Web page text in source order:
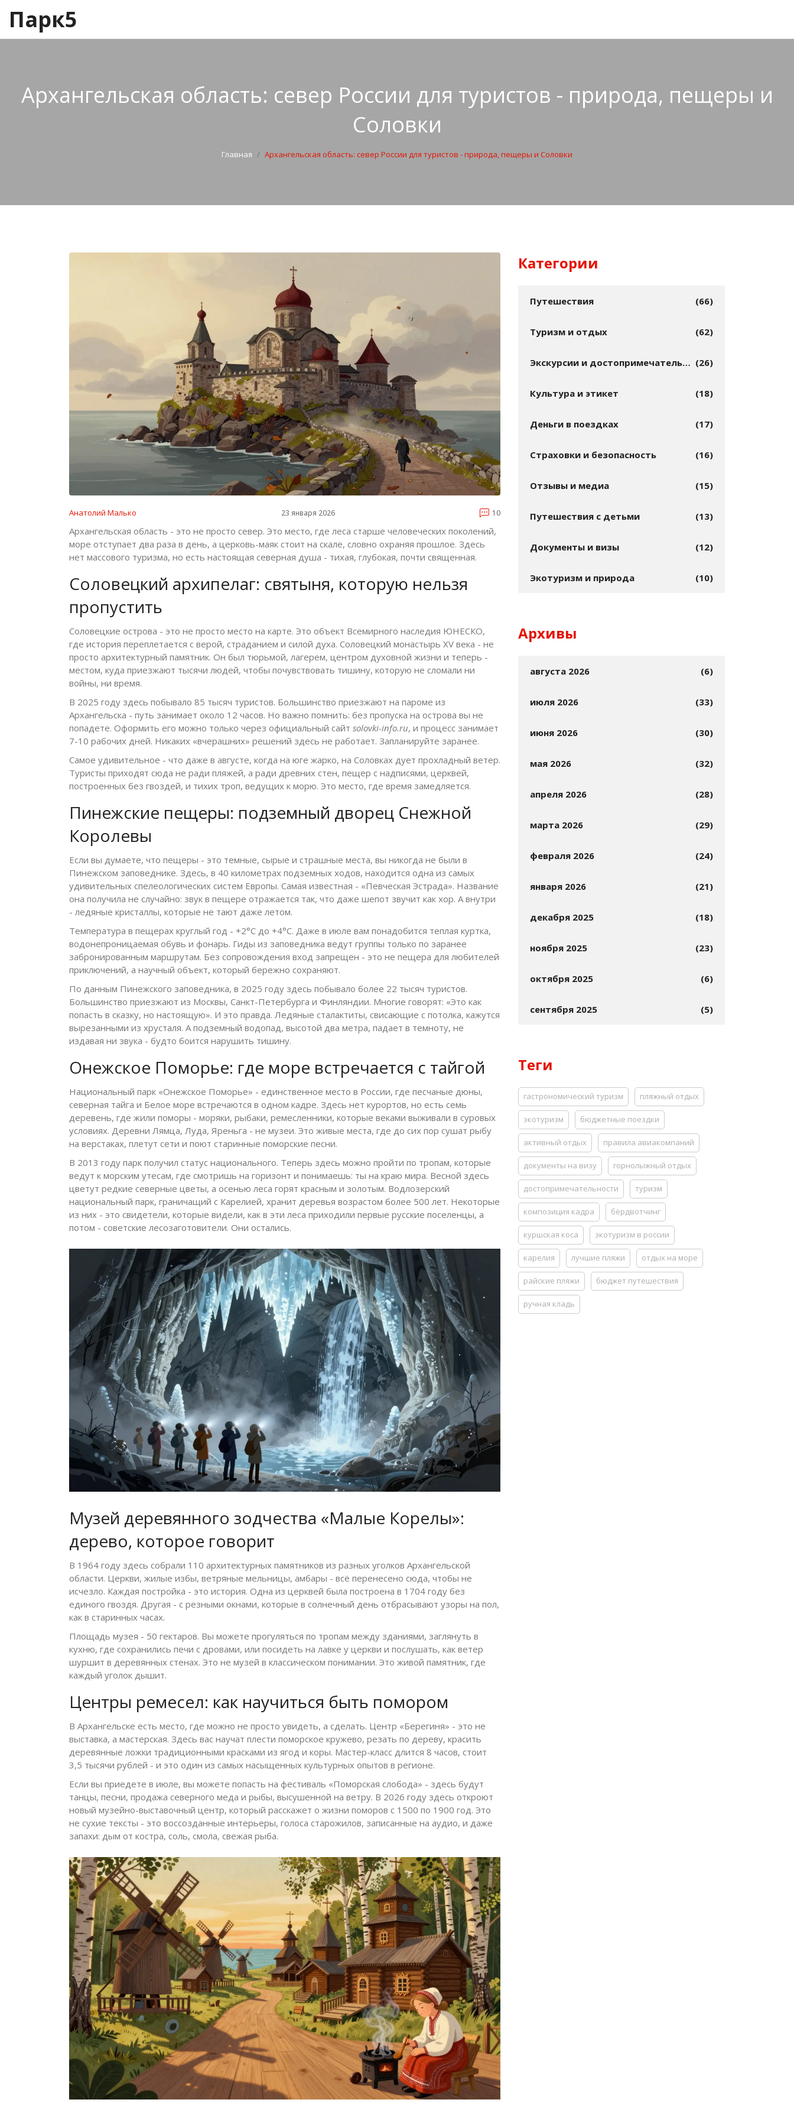
Парк5
Архангельская область: север России для туристов - природа, пещеры и
Соловки
Главная Архангельская область: север России для туристов - природа, пещеры и Соловки
Анатолий Малько 23 января 2026 10
Архангельская область - это не просто север. Это место, где леса старше человеческих поколений,
море отступает два раза в день, а церковь-маяк стоит на скале, словно охраняя прошлое. Здесь
нет массового туризма, но есть настоящая северная душа - тихая, глубокая, почти священная.
Соловецкий архипелаг: святыня, которую нельзя
пропустить
Соловецкие острова - это не просто место на карте. Это объект Всемирного наследия ЮНЕСКО,
где история переплетается с верой, страданием и силой духа. Соловецкий монастырь XV века - не
просто архитектурный памятник. Он был тюрьмой, лагерем, центром духовной жизни и теперь -
местом, куда приезжают тысячи людей, чтобы почувствовать тишину, которую не сломали ни
войны, ни время.
В 2025 году здесь побывало 85 тысяч туристов. Большинство приезжают на пароме из
Архангельска - путь занимает около 12 часов. Но важно помнить: без пропуска на острова вы не
попадете. Оформить его можно только через официальный сайт solovki-info.ru, и процесс занимает
7-10 рабочих дней. Никаких «вчерашних» решений здесь не работает. Запланируйте заранее.
Самое удивительное - что даже в августе, когда на юге жарко, на Соловках дует прохладный ветер.
Туристы приходят сюда не ради пляжей, а ради древних стен, пещер с надписями, церквей,
построенных без гвоздей, и тихих троп, ведущих к морю. Это место, где время замедляется.
Пинежские пещеры: подземный дворец Снежной
Королевы
Если вы думаете, что пещеры - это темные, сырые и страшные места, вы никогда не были в
Пинежском заповеднике. Здесь, в 40 километрах подземных ходов, находится одна из самых
удивительных спелеологических систем Европы. Самая известная - «Певческая Эстрада». Название
она получила не случайно: звук в пещере отражается так, что даже шепот звучит как хор. А внутри
- ледяные кристаллы, которые не тают даже летом.
Температура в пещерах круглый год - +2°C до +4°C. Даже в июле вам понадобится теплая куртка,
водонепроницаемая обувь и фонарь. Гиды из заповедника ведут группы только по заранее
забронированным маршрутам. Без сопровождения вход запрещен - это не пещера для любителей
приключений, а научный объект, который бережно сохраняют.
По данным Пинежского заповедника, в 2025 году здесь побывало более 22 тысяч туристов.
Большинство приезжают из Москвы, Санкт-Петербурга и Финляндии. Многие говорят: «Это как
попасть в сказку, но настоящую». И это правда. Ледяные сталактиты, свисающие с потолка, кажутся
вырезанными из хрусталя. А подземный водопад, высотой два метра, падает в темноту, не
издавая ни звука - будто боится нарушить тишину.
Онежское Поморье: где море встречается с тайгой
Национальный парк «Онежское Поморье» - единственное место в России, где песчаные дюны,
северная тайга и Белое море встречаются в одном кадре. Здесь нет курортов, но есть семь
деревень, где жили поморы - моряки, рыбаки, ремесленники, которые веками выживали в суровых
условиях. Деревни Лямца, Луда, Яреньга - не музеи. Это живые места, где до сих пор сушат рыбу
на верстаках, плетут сети и поют старинные поморские песни.
В 2013 году парк получил статус национального. Теперь здесь можно пройти по тропам, которые
ведут к морским утесам, где смотришь на горизонт и понимаешь: ты на краю мира. Весной здесь
цветут редкие северные цветы, а осенью леса горят красным и золотым. Водлозерский
национальный парк, граничащий с Карелией, хранит деревья возрастом более 500 лет. Некоторые
из них - это свидетели, которые видели, как в эти леса приходили первые русские поселенцы, а
потом - советские лесозаготовители. Они остались.
Музей деревянного зодчества «Малые Корелы»:
дерево, которое говорит
В 1964 году здесь собрали 110 архитектурных памятников из разных уголков Архангельской
области. Церкви, жилые избы, ветряные мельницы, амбары - всё перенесено сюда, чтобы не
исчезло. Каждая постройка - это история. Одна из церквей была построена в 1704 году без
единого гвоздя. Другая - с резными окнами, которые в солнечный день отбрасывают узоры на пол,
как в старинных часах.
Площадь музея - 50 гектаров. Вы можете прогуляться по тропам между зданиями, заглянуть в
кухню, где сохранились печи с дровами, или посидеть на лавке у церкви и послушать, как ветер
шуршит в деревянных стенах. Это не музей в классическом понимании. Это живой памятник, где
каждый уголок дышит.
Центры ремесел: как научиться быть помором
В Архангельске есть место, где можно не просто увидеть, а сделать. Центр «Берегиня» - это не
выставка, а мастерская. Здесь вас научат плести поморское кружево, резать по дереву, красить
деревянные ложки традиционными красками из ягод и коры. Мастер-класс длится 8 часов, стоит
3,5 тысячи рублей - и это один из самых насыщенных культурных опытов в регионе.
Если вы приедете в июле, вы можете попасть на фестиваль «Поморская слобода» - здесь будут
танцы, песни, продажа северного меда и рыбы, высушенной на ветру. В 2026 году здесь откроют
новый музейно-выставочный центр, который расскажет о жизни поморов с 1500 по 1900 год. Это
не сухие тексты - это воссозданные интерьеры, голоса старожилов, записанные на аудио, и даже
запахи: дым от костра, соль, смола, свежая рыба.
Категории
Путешествия (66)
Туризм и отдых (62)
Экскурсии и достопримечательности (26)
Культура и этикет (18)
Деньги в поездках (17)
Страховки и безопасность (16)
Отзывы и медиа (15)
Путешествия с детьми (13)
Документы и визы (12)
Экотуризм и природа (10)
Архивы
августа 2026 (6)
июля 2026 (33)
июня 2026 (30)
мая 2026 (32)
апреля 2026 (28)
марта 2026 (29)
февраля 2026 (24)
января 2026 (21)
декабря 2025 (18)
ноября 2025 (23)
октября 2025 (6)
сентября 2025 (5)
Теги
гастрономический туризм пляжный отдых
экотуризм бюджетные поездки
активный отдых правила авиакомпаний
документы на визу горнолыжный отдых
достопримечательности туризм
композиция кадра бёрдвотчинг
куршская коса экотуризм в россии
карелия лучшие пляжи отдых на море
райские пляжи бюджет путешествия
ручная кладь